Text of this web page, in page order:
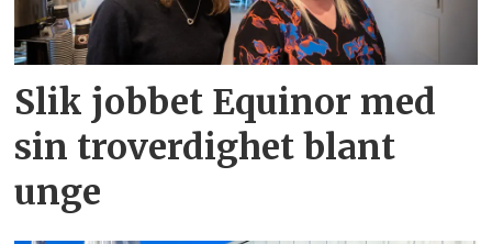
Slik jobbet Equinor med
sin troverdighet blant
unge